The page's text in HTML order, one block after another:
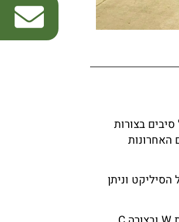
בצורות
האחרונות
וניתן